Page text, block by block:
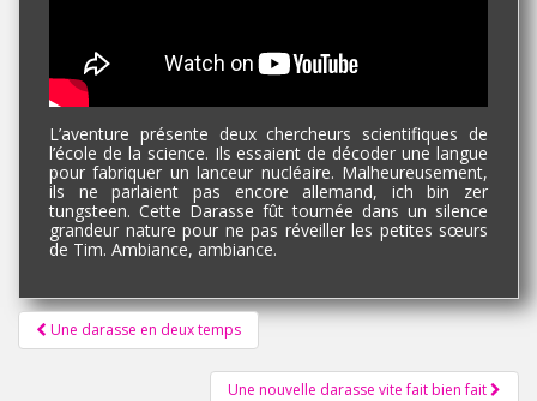
L’aventure présente deux chercheurs scientifiques de
l’école de la science. Ils essaient de décoder une langue
pour fabriquer un lanceur nucléaire. Malheureusement,
ils ne parlaient pas encore allemand, ich bin zer
tungsteen. Cette Darasse fût tournée dans un silence
grandeur nature pour ne pas réveiller les petites sœurs
de Tim. Ambiance, ambiance.
Pagination
d'article
Une darasse en deux temps
Une nouvelle darasse vite fait bien fait